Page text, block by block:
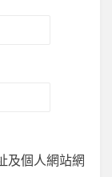
及個人網站網